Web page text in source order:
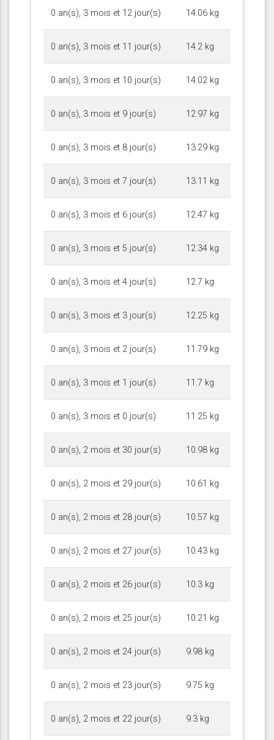
0 an(s), 3 mois et 12 jour(s) 14.06 kg
0 an(s), 3 mois et 11 jour(s) 14.2 kg
0 an(s), 3 mois et 10 jour(s) 14.02 kg
0 an(s), 3 mois et 9 jour(s) 12.97 kg
0 an(s), 3 mois et 8 jour(s) 13.29 kg
0 an(s), 3 mois et 7 jour(s) 13.11 kg
0 an(s), 3 mois et 6 jour(s) 12.47 kg
0 an(s), 3 mois et 5 jour(s) 12.34 kg
0 an(s), 3 mois et 4 jour(s) 12.7 kg
0 an(s), 3 mois et 3 jour(s) 12.25 kg
0 an(s), 3 mois et 2 jour(s) 11.79 kg
0 an(s), 3 mois et 1 jour(s) 11.7 kg
0 an(s), 3 mois et 0 jour(s) 11.25 kg
0 an(s), 2 mois et 30 jour(s) 10.98 kg
0 an(s), 2 mois et 29 jour(s) 10.61 kg
0 an(s), 2 mois et 28 jour(s) 10.57 kg
0 an(s), 2 mois et 27 jour(s) 10.43 kg
0 an(s), 2 mois et 26 jour(s) 10.3 kg
0 an(s), 2 mois et 25 jour(s) 10.21 kg
0 an(s), 2 mois et 24 jour(s) 9.98 kg
0 an(s), 2 mois et 23 jour(s) 9.75 kg
0 an(s), 2 mois et 22 jour(s) 9.3 kg